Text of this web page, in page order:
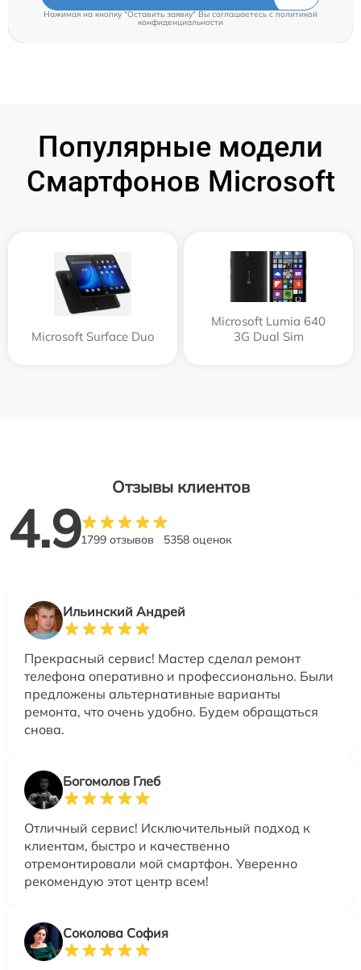
Нажимая на кнопку "Оставить заявку" Вы соглашаетесь cполитикой
конфиденциальности
Популярные модели
Смартфонов Microsoft
Microsoft Surface Duo
Microsoft Lumia 640
3G Dual Sim
Отзывы клиентов
4.91799 отзывов 5358 оценок
Ильинский Андрей
Прекрасный сервис! Мастер сделал ремонт
телефона оперативно и профессионально. Были
предложены альтернативные варианты
ремонта, что очень удобно. Будем обращаться
снова.
Богомолов Глеб
Отличный сервис! Исключительный подход к
клиентам, быстро и качественно
отремонтировали мой смартфон. Уверенно
рекомендую этот центр всем!
Соколова София